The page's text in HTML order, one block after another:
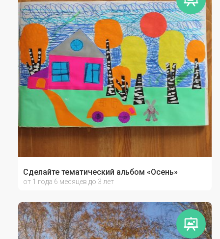
Сделайте тематический альбом «Осень»
от 1 года 6 месяцев до 3 лет